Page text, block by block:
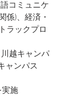
コミュニケ
係)、経済・
ラックプロ
越キャンパ
ャンパス
実施